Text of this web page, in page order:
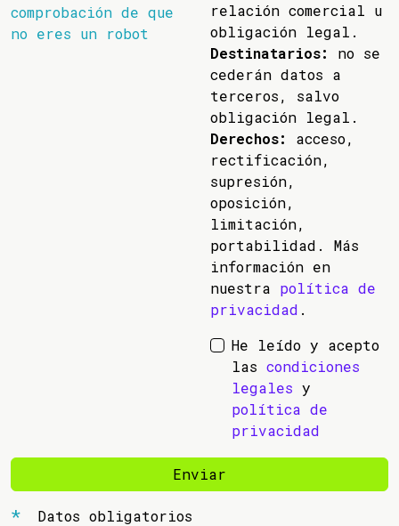
comprobación de que
no eres un robot
relación comercial u
obligación legal.
Destinatarios:
no se
cederán datos a
terceros, salvo
obligación legal.
Derechos:
acceso,
rectificación,
supresión,
oposición,
limitación,
portabilidad. Más
información en
nuestra política de
privacidad .
He leído y acepto
las condiciones
legales y
política de
privacidad
Enviar
Datos obligatorios